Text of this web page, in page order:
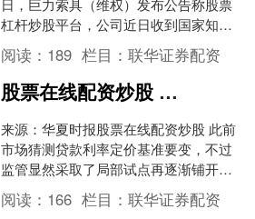
杠杆炒股平台，公司近日收到国家知识
产权局颁发的2项《发明专利证书》。专
利名称分别为“一种....
阅读： 189 栏目：联华证券配资
股票在线配资炒股 从LPR到DR，贷款定价基准的一次飞跃
来源：华夏时报股票在线配资炒股 此前
市场猜测贷款利率定价基准要变，不过
监管显然采取了局部试点再逐渐铺开的
原则。近日，海南自贸港落地全国首批
DR基准贷款，工行、招....
阅读： 166 栏目：联华证券配资